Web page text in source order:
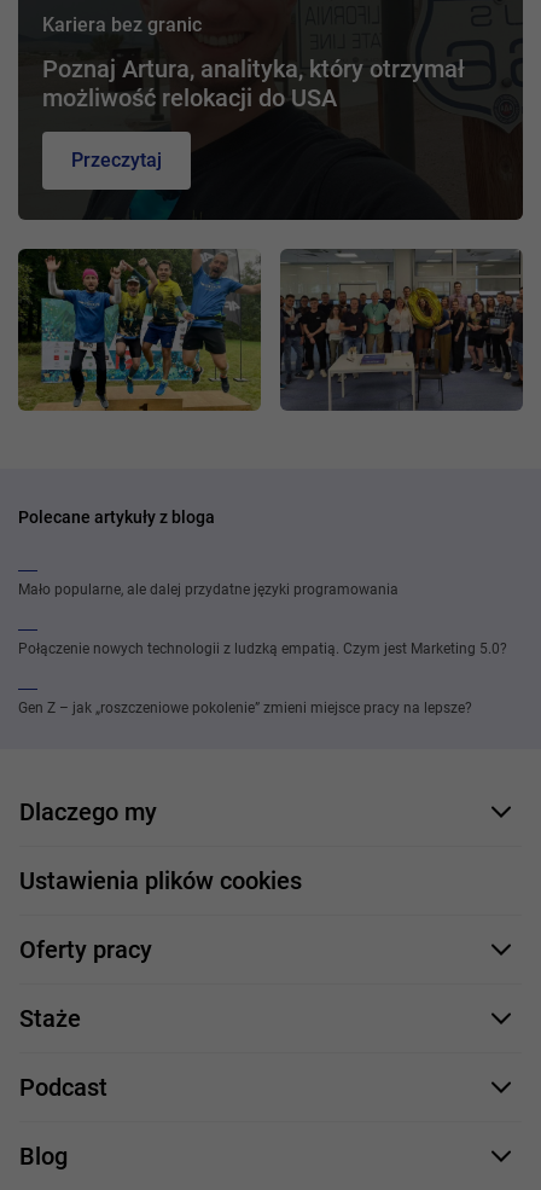
Kariera bez granic
Poznaj Artura, analityka, który otrzymał
możliwość relokacji do USA
Przeczytaj
Polecane artykuły z bloga
Mało popularne, ale dalej przydatne języki programowania
Połączenie nowych technologii z ludzką empatią. Czym jest Marketing 5.0?
Gen Z – jak „roszczeniowe pokolenie” zmieni miejsce pracy na lepsze?
Dlaczego my
Nasi pracownicy
Nasze projekty
Profile zawodowe
Ustawienia plików cookies
Oferty pracy
Formularz aplikacyjny
.NET
C++
Staże
Staże IT
Podcast
Comarch Careers
Blog